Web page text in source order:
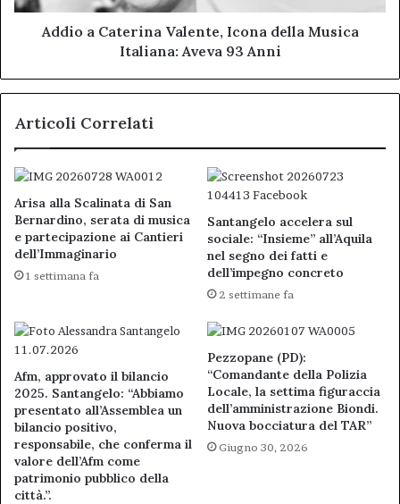
Aveva
Addio a Caterina Valente, Icona della Musica
Italiana: Aveva 93 Anni
Articoli Correlati
Arisa alla Scalinata di San
Bernardino, serata di musica
e partecipazione ai Cantieri
dell’Immaginario
1 settimana fa
Santangelo accelera sul
sociale: “Insieme” all’Aquila
nel segno dei fatti e
dell’impegno concreto
2 settimane fa
Afm, approvato il bilancio
2025. Santangelo: “Abbiamo
presentato all’Assemblea un
bilancio positivo,
responsabile, che conferma il
valore dell’Afm come
patrimonio pubblico della
città.”.
Pezzopane (PD):
“Comandante della Polizia
Locale, la settima figuraccia
dell’amministrazione Biondi.
Nuova bocciatura del TAR”
Giugno 30, 2026